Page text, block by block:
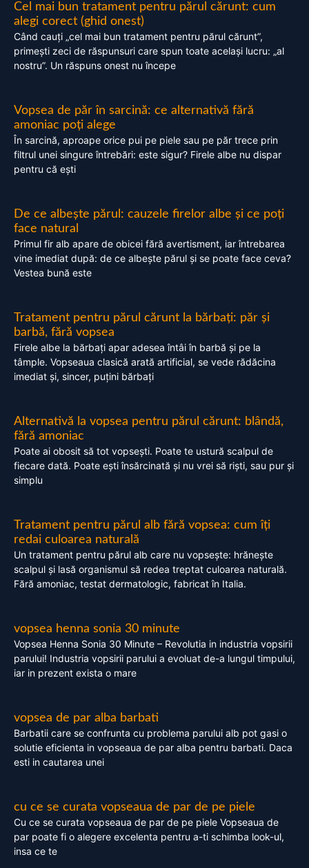
Cel mai bun tratament pentru părul cărunt: cum
alegi corect (ghid onest)
Când cauți „cel mai bun tratament pentru părul cărunt”,
primești zeci de răspunsuri care spun toate același lucru: „al
nostru”. Un răspuns onest nu începe
Vopsea de păr în sarcină: ce alternativă fără
amoniac poți alege
În sarcină, aproape orice pui pe piele sau pe păr trece prin
filtrul unei singure întrebări: este sigur? Firele albe nu dispar
pentru că ești
De ce albește părul: cauzele firelor albe și ce poți
face natural
Primul fir alb apare de obicei fără avertisment, iar întrebarea
vine imediat după: de ce albește părul și se poate face ceva?
Vestea bună este
Tratament pentru părul cărunt la bărbați: păr și
barbă, fără vopsea
Firele albe la bărbați apar adesea întâi în barbă și pe la
tâmple. Vopseaua clasică arată artificial, se vede rădăcina
imediat și, sincer, puțini bărbați
Alternativă la vopsea pentru părul cărunt: blândă,
fără amoniac
Poate ai obosit să tot vopsești. Poate te ustură scalpul de
fiecare dată. Poate ești însărcinată și nu vrei să riști, sau pur și
simplu
Tratament pentru părul alb fără vopsea: cum îți
redai culoarea naturală
Un tratament pentru părul alb care nu vopsește: hrănește
scalpul și lasă organismul să redea treptat culoarea naturală.
Fără amoniac, testat dermatologic, fabricat în Italia.
vopsea henna sonia 30 minute
Vopsea Henna Sonia 30 Minute – Revolutia in industria vopsirii
parului! Industria vopsirii parului a evoluat de-a lungul timpului,
iar in prezent exista o mare
vopsea de par alba barbati
Barbatii care se confrunta cu problema parului alb pot gasi o
solutie eficienta in vopseaua de par alba pentru barbati. Daca
esti in cautarea unei
cu ce se curata vopseaua de par de pe piele
Cu ce se curata vopseaua de par de pe piele Vopseaua de
par poate fi o alegere excelenta pentru a-ti schimba look-ul,
insa ce te